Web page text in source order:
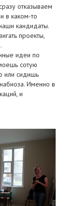
отказываем
в каком-то
кандидаты.
проекты,
идеи по
сотую
или сидишь
Именно в
и